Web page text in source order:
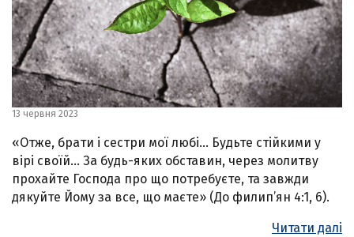
13 червня 2023
«Отже, брати і сестри мої любі… Будьте стійкими у
вірі своїй… За будь-яких обставин, через молитву
прохайте Господа про що потребуєте, та завжди
дякуйте Йому за все, що маєте» (До филип’ян 4:1, 6).
Читати далі